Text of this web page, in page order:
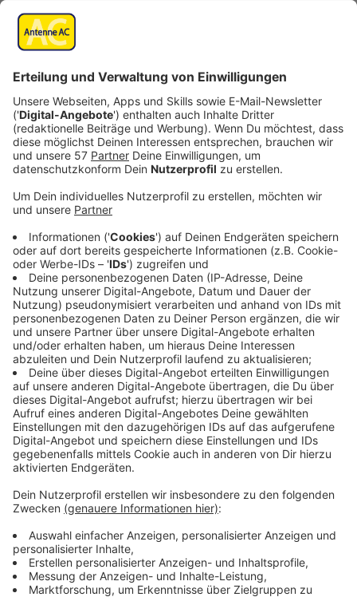
Anzeige
Betroffene sind irritiert: Obwohl sie gar kein Konto bei
PayPal haben, wird Geld abgebucht. Möglich macht
das Betrügern, wenn sie eine IBAN haben und es die
Funktion gibt "Ohne PayPal-Konto bezahlen".
Anzeige
Anzeige
Es ist ein bisschen so, als würde man ein Hotel nur mit
einer Visitenkarte buchen, beschreibt die
Verbraucherzentrale NRWden Vorgang und die
Rechnung würde dann einfach an die Adresse auf der
Visitenkarte gehen. Eine wirkliche Identitätsprüfung
findet nicht statt. Das findet allerdings nicht nur bei
der PayPal-Funktion statt. Im Fokus standen auch
schon ein Diskounter über dessen App man nur mit
einer IBAN einkaufen konnte und auch der eine oder
andere Verkehrsverbund lies es zu, dass man ein
Deutschlandticket nur mit einer IBAN buchen konnte.
Anzeige
Das könnt ihr unternehmen